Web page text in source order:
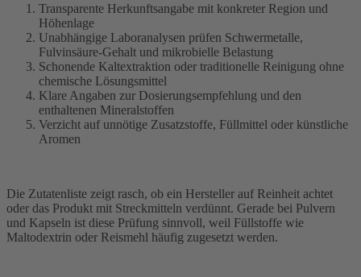
Transparente Herkunftsangabe mit konkreter Region und
Höhenlage
Unabhängige Laboranalysen prüfen Schwermetalle,
Fulvinsäure-Gehalt und mikrobielle Belastung
Schonende Kaltextraktion oder traditionelle Reinigung ohne
chemische Lösungsmittel
Klare Angaben zur Dosierungsempfehlung und den
enthaltenen Mineralstoffen
Verzicht auf unnötige Zusatzstoffe, Füllmittel oder künstliche
Aromen
Die Zutatenliste zeigt rasch, ob ein Hersteller auf Reinheit achtet
oder das Produkt mit Streckmitteln verdünnt. Gerade bei Pulvern
und Kapseln ist diese Prüfung sinnvoll, weil Füllstoffe wie
Maltodextrin oder Reismehl häufig zugesetzt werden.